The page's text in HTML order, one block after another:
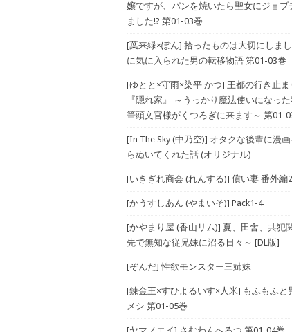
嬢ですが、パンを焼いたら聖女にジョブ
ました!? 第01-03巻
[葉来緑×ぽん] 拾ったものは大切にしま
に気に入られた男の転移物語 第01-03巻
[ゆとと×守雨×染平 かつ] 王都の行き止ま
『隠れ家』 ～うっかり魔法使いになっ
筆頭文官様がくつろぎに来ます～ 第01-
[In The Sky (中乃空)] オタクな後輩に漫
らぬいてくれた話 (オリジナル)
[いきぎれ商会 (れんする)] 償い妻 番外編
[かうすしあん (やまいそ)] Pack1-4
[かやまり屋 (香山リム)] 夏、田舎、共犯
先で無知な従兄妹に沼る日々～ [DL版]
[ぞんだ] 性欲モンスター三姉妹
[錬金王×すひよるいす×人米] もふもふと
メシ 第01-05巻